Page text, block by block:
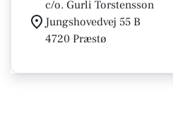
c/o. Gurli Torstensson
Jungshovedvej 55 B
4720 Præstø